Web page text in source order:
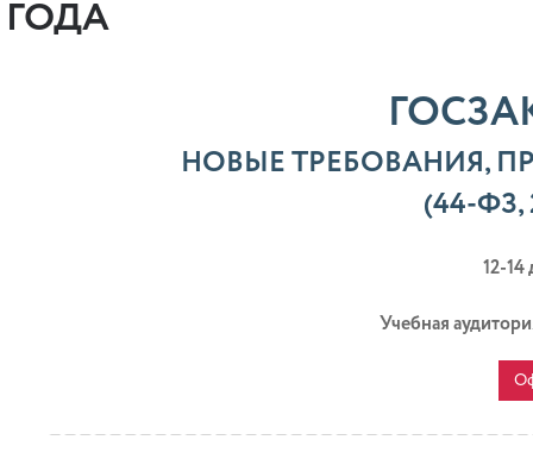
ГОДА
НОВЫЕ ТРЕБОВАНИЯ,
(44-ФЗ,
12-14
Учебная